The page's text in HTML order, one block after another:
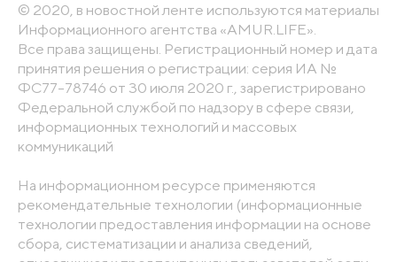
© 2020, в новостной ленте используются материалы
Информационного агентства «AMUR.LIFE».
Все права защищены. Регистрационный номер и дата
принятия решения о регистрации: серия ИА №
ФС77-78746 от 30 июля 2020 г., зарегистрировано
Федеральной службой по надзору в сфере связи,
информационных технологий и массовых
коммуникаций
На информационном ресурсе применяются
рекомендательные технологии (информационные
технологии предоставления информации на основе
сбора, систематизации и анализа сведений,